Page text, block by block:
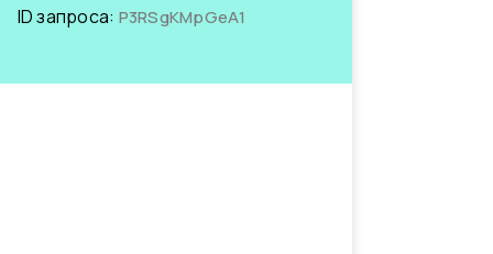
ID запроса: P3RSgKMpGeA1